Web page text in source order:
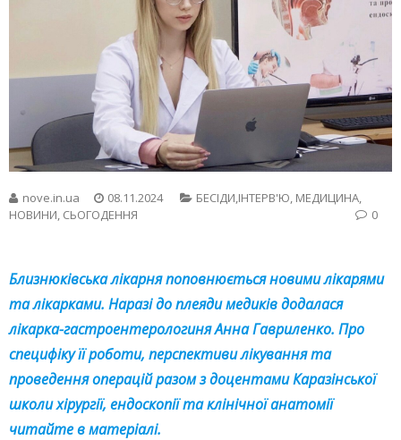
nove.in.ua 08.11.2024 БЕСIДИ,ІНТЕРВ'Ю, МЕДИЦИНА,
НОВИНИ, СЬОГОДЕННЯ 0
Близнюківська лікарня поповнюється новими лікарями
та лікарками. Наразі до плеяди медиків додалася
лікарка-гастроентерологиня Анна Гавриленко. Про
специфіку її роботи, перспективи лікування та
проведення операцій разом з доцентами Каразінської
школи хірургії, ендоскопії та клінічної анатомії
читайте в матеріалі.